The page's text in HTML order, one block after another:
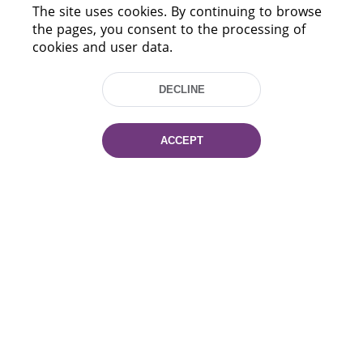
HELP
220114, Niezaležnasci Ave. 116, Minsk,
The site uses cookies. By continuing to browse
the pages, you consent to the processing of
cookies and user data.
DECLINE
ACCEPT